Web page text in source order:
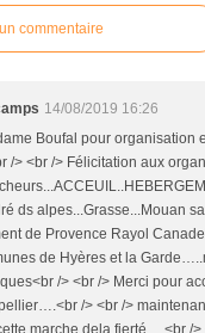
commentaire
14/08/2019 16:26
Boufal pour organisation
/> <br /> Félicitation aux
ds alpes...Grasse...Mouan
de Provence Rayol
de Hyères et la
/> <br /> Merci pour
/> <br />